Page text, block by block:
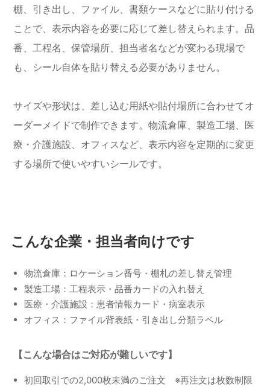
棚、引き出し、ファイル、書類ケースなどに貼り付ける
ことで、表示内容を必要に応じて差し替えられます。品
番、工程名、保管場所、担当者名などが変わる現場で
も、シール自体を貼り替える必要がありません。
サイズや形状は、差し込む用紙や貼付場所に合わせてオ
ーダーメイドで制作できます。物流倉庫、製造工場、医
療・介護施設、オフィスなど、表示内容を定期的に変更
する場所で使いやすいシールです。
こんな企業・担当者向けです
物流倉庫：ロケーション番号・棚札の差し替え管理
製造工場：工程表示・品番カードの入れ替え
医療・介護施設：患者情報カード・病室表示
オフィス：ファイル背表紙・引き出し分類ラベル
【こんな場合はご対応が難しいです】
初回取引での2,000枚未満のご注文 ※再注文は枚数制限